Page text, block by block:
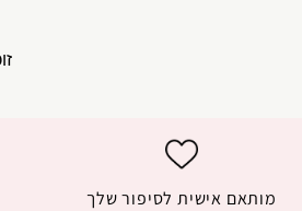
מותאם אישית לסיפור שלך